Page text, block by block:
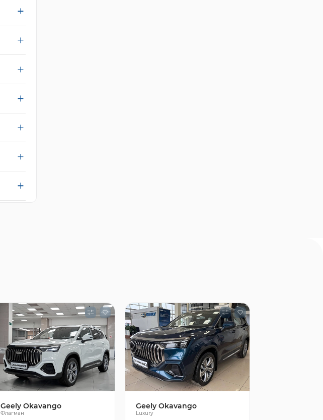
Geely Okavango
Флагман
Geely Okavango
Luxury